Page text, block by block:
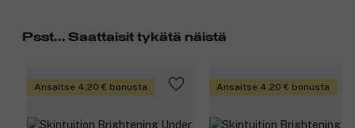
Psst... Saattaisit tykätä näistä
Ansaitse 4,20 € bonusta Ansaitse 4,20 € bonusta